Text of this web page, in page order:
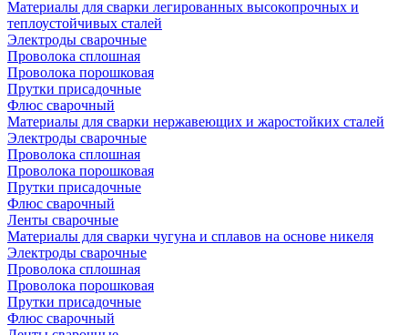
Материалы для сварки легированных высокопрочных и
теплоустойчивых сталей
Электроды сварочные
Проволока сплошная
Проволока порошковая
Прутки присадочные
Флюс сварочный
Материалы для сварки нержавеющих и жаростойких сталей
Электроды сварочные
Проволока сплошная
Проволока порошковая
Прутки присадочные
Флюс сварочный
Ленты сварочные
Материалы для сварки чугуна и сплавов на основе никеля
Электроды сварочные
Проволока сплошная
Проволока порошковая
Прутки присадочные
Флюс сварочный